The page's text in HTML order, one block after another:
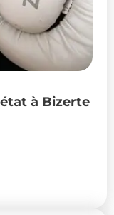
à Bizerte